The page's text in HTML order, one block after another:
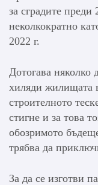
за сградите преди
неколкократно
2022 г.
Дотогава няколко
хиляди жилищата
строителното
стигне и за това
обозримото
трябва да
За да се изготви